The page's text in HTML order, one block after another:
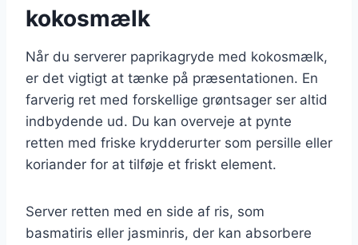
kokosmælk
Når du serverer paprikagryde med kokosmælk,
er det vigtigt at tænke på præsentationen. En
farverig ret med forskellige grøntsager ser altid
indbydende ud. Du kan overveje at pynte
retten med friske krydderurter som persille eller
koriander for at tilføje et friskt element.
Server retten med en side af ris, som
basmatiris eller jasminris, der kan absorbere